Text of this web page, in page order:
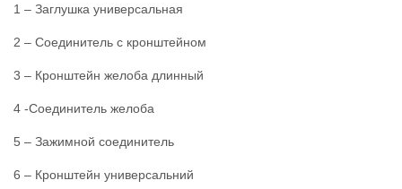
1 – Заглушка универсальная
2 – Соединитель с кронштейном
3 – Кронштейн желоба длинный
4 -Соединитель желоба
5 – Зажимной соединитель
6 – Кронштейн универсальний